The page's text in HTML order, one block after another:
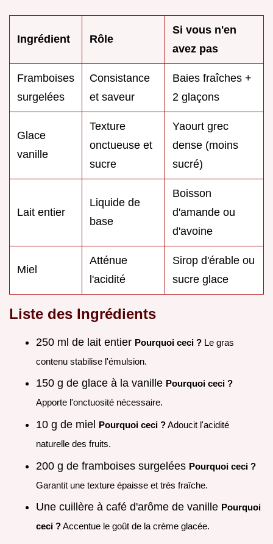
Ingrédient Rôle
Si vous n'en
avez pas
Framboises
surgelées
Consistance
et saveur
Baies fraîches +
2 glaçons
Glace
vanille
Texture
onctueuse et
sucre
Yaourt grec
dense (moins
sucré)
Lait entier
Liquide de
base
Boisson
d'amande ou
d'avoine
Miel
Atténue
l'acidité
Sirop d'érable ou
sucre glace
Liste des Ingrédients
250 ml de lait entier Pourquoi ceci ? Le gras
contenu stabilise l'émulsion.
150 g de glace à la vanille Pourquoi ceci ?
Apporte l'onctuosité nécessaire.
10 g de miel Pourquoi ceci ?Adoucit l'acidité
naturelle des fruits.
200 g de framboises surgelées Pourquoi ceci ?
Garantit une texture épaisse et très fraîche.
Une cuillère à café d'arôme de vanille Pourquoi
ceci ?Accentue le goût de la crème glacée.